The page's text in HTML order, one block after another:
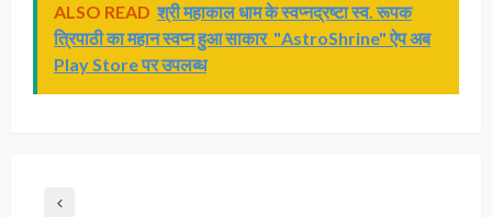
ALSO READ श्री महाकाल धाम के स्वप्नद्रष्टा स्व. रूपक
त्रिपाठी का महान स्वप्न हुआ साकार "AstroShrine" ऐप अब
Play Store पर उपलब्ध